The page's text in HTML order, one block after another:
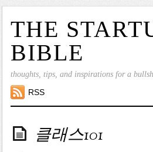
THE
BIBLE
thoughts, tips, and inspirations for a
RSS
클래스101